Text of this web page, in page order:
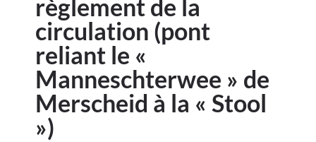
règlement de la
circulation (pont
reliant le «
Manneschterwee » de
Merscheid à la « Stool
»)